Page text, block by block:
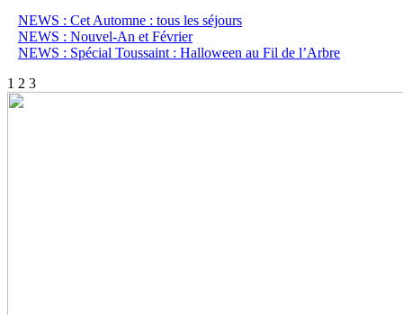
NEWS : Cet Automne : tous les séjours
NEWS : Nouvel-An et Février
NEWS : Spécial Toussaint : Halloween au Fil de l’Arbre
1 2 3